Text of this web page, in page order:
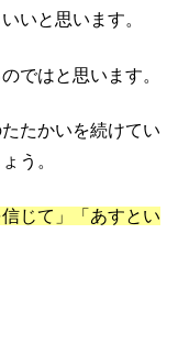
いと思います。
ではと思います。
たかいを続けてい
う。
じて」「あすとい